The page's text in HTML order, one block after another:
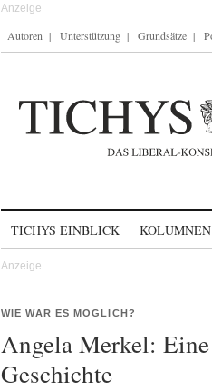
Autoren Unterstützung Grundsätze
TICHYS EINBLICK KOLUMNEN
WIE WAR ES MÖGLICH?
Angela Merkel:
Geschichte